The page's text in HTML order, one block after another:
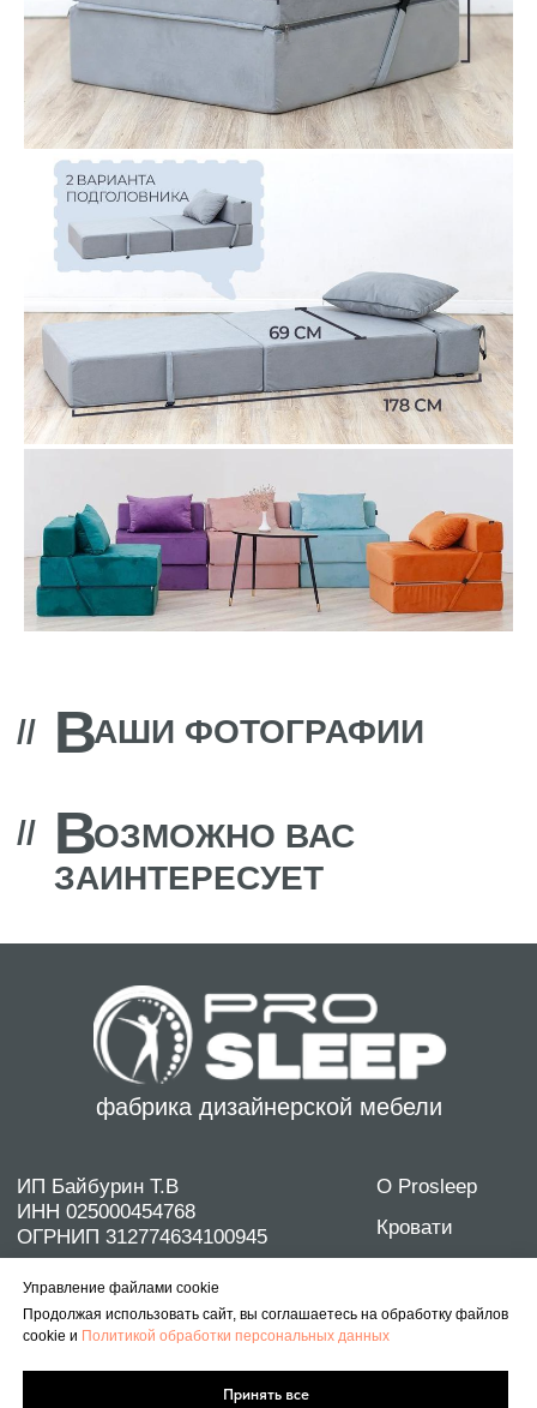
ВАШИ ФОТОГРАФИИ
//
В
ЗАИНТЕРЕСУЕТ
ОЗМОЖНО ВАС
//
Согласие на обработку персональных данных
ИП Байбурин Т.В
discontcentrmebel@mail.ru
фабрика дизайнерской мебели
О Prosleep
Матрасы
Управление файлами cookie
Продолжая использовать сайт, вы соглашаетесь на обработку файлов
cookie и Политикой обработки персональных данных
Принять все